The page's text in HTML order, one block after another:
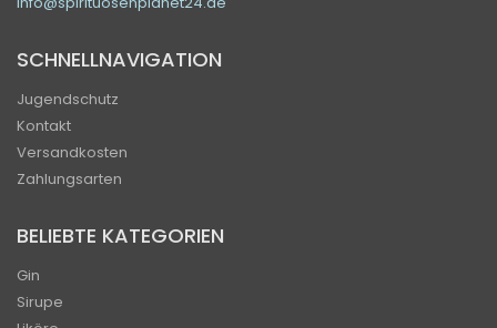
SCHNELLNAVIGATION
Jugendschutz
Kontakt
Versandkosten
Zahlungsarten
BELIEBTE KATEGORIEN
Gin
Sirupe